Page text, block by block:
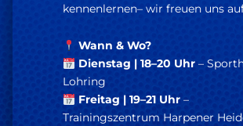
kennenlernen– wir freuen uns
Wann & Wo?
Dienstag | 18–20 Uhr–
Lohring
Freitag | 19–21 Uhr–
Trainingszentrum Harpener